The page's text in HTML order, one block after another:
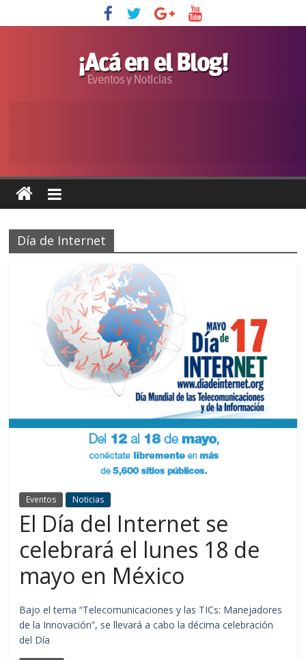
Día de Internet
Eventos Noticias
El Día del Internet se
celebrará el lunes 18 de
mayo en México
Bajo el tema “Telecomunicaciones y las TICs: Manejadores
de la Innovación”, se llevará a cabo la décima celebración
del Día